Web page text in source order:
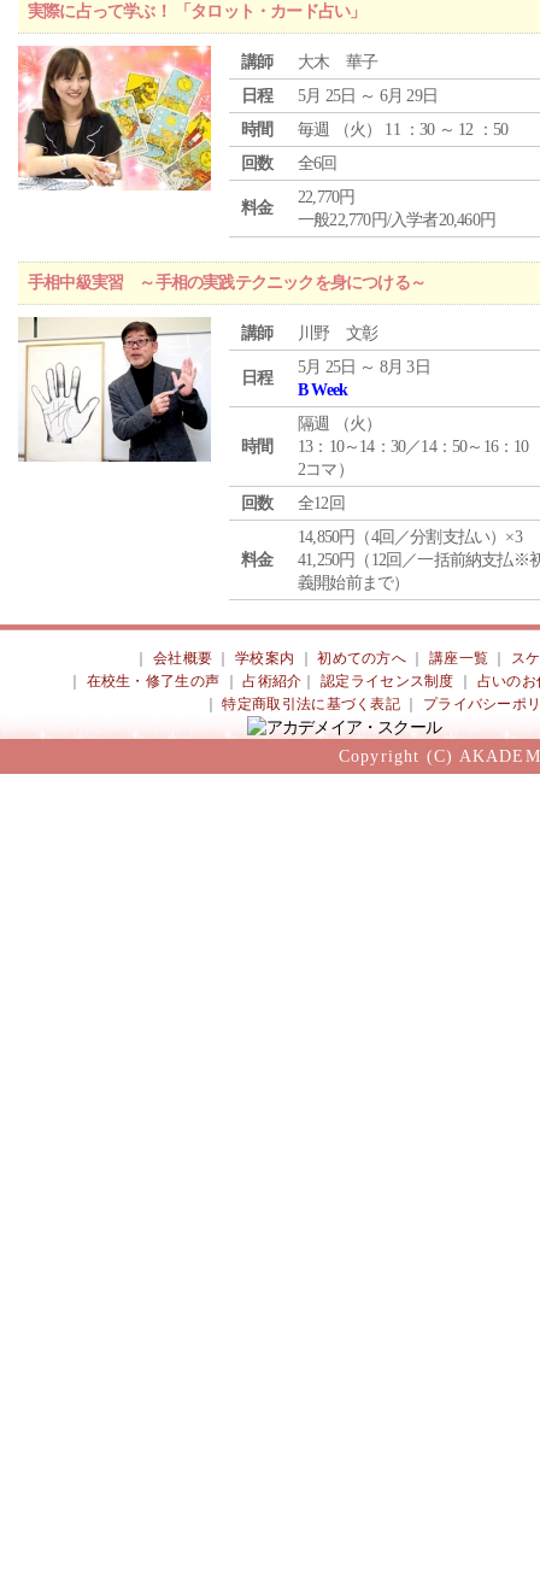
実際に占って学ぶ！ 「タロット・カード占い」
講師
大木 華子
日程
5月 25日 ～ 6月 29日
時間
毎週 （火 ） 11 ：30 ～ 12 ：50
回数
全6回
料金
22,770円
一般22,770円/入学者20,460円
手相中級実習 ～手相の実践テクニックを身につける～
講師 川野 文彰
日程
5月 25日 ～ 8月 3日
B Week
時間
隔週 （火 ）
13：10～14：30／14：50～16：10
2コマ）
回数
全12回
料金
14,850円（4回／分割支払い）×3
41,250円（12回／一括前納支払※
義開始前まで）
会社概要 ｜学校案内 ｜初めての方へ 講座一覧
ス
在校生・修了生の声 ｜占術紹介 ｜認定ライセンス制度
占いのお
｜特定商取引法に基づく表記 プライバシーポ
Copyright (C)